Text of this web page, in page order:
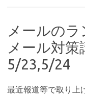
メールの
メール対策
5/23,5/24
最近報道等で取り上